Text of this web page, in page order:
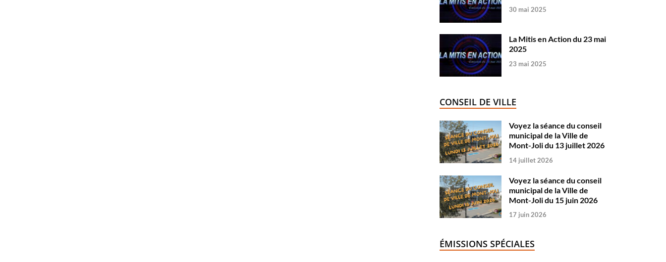
30 mai 2025
La Mitis en Action du 23 mai
2025
23 mai 2025
CONSEIL DE VILLE
Voyez la séance du conseil
municipal de la Ville de
Mont-Joli du 13 juillet 2026
14 juillet 2026
Voyez la séance du conseil
municipal de la Ville de
Mont-Joli du 15 juin 2026
17 juin 2026
ÉMISSIONS SPÉCIALES